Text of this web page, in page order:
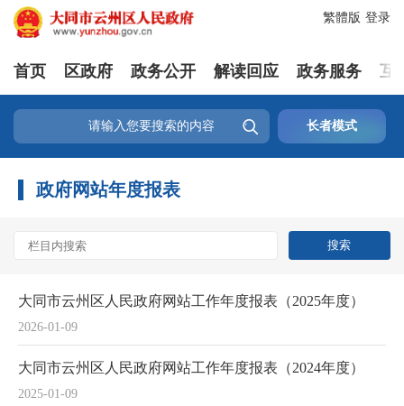
登录
繁體版
首页 区政府 政务公开 解读回应 政务服务 互
 长者模式
政府网站年度报表
2026-01-09
大同市云州区人民政府网站工作年度报表（2025年度）
2025-01-09
大同市云州区人民政府网站工作年度报表（2024年度）